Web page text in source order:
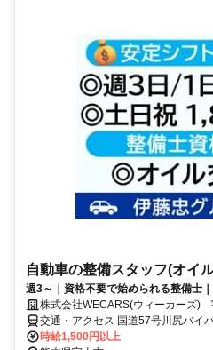
自動車の整備スタッフ(オイ
週3～｜資格不要で始められる整備士
株式会社WECARS(ウィーカーズ)
交通・アクセス 国道57号川尻バイ
です。
時給1,500円以上